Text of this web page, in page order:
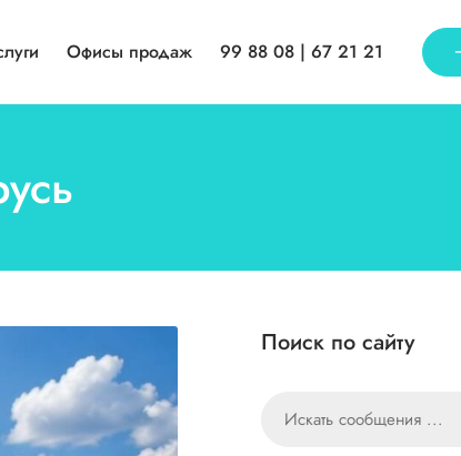
Офисы продаж 99 88 08 | 67 21 21
Поиск по сайту